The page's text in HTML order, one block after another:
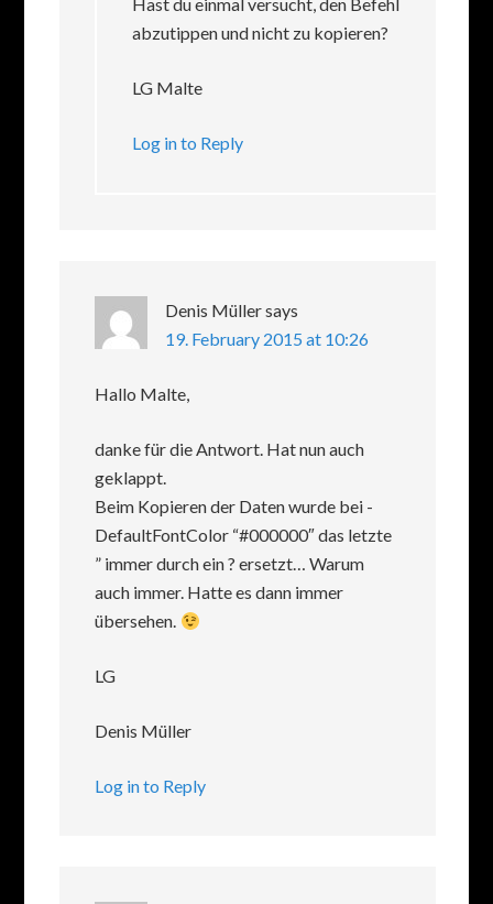
abzutippen und nicht zu kopieren?
LG Malte
Log in to Reply
Denis Müllersays
19. February 2015 at 10:26
Hallo Malte,
danke für die Antwort. Hat nun auch
geklappt.
Beim Kopieren der Daten wurde bei -
DefaultFontColor “#000000″ das letzte
” immer durch ein ? ersetzt… Warum
auch immer. Hatte es dann immer
übersehen.
LG
Denis Müller
Log in to Reply